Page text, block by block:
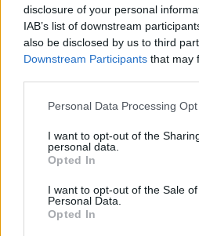
disclosure of your personal
IAB’s list of downstream
also be disclosed by us to third
Downstream Participants that may
Please note that this website/app
not limited to your visit or usage
grant or deny consent to Google
use your data for below specified
consent section.
Personal Data Processing
I want to opt-out of the
personal data.
Opted In
I want to opt-out of the Sale
Personal Data.
Opted In
Don Antonio Mazzi: l’ultimo
emozioni e canti
Marco Tessari · 3 Ago 2026
NEWS